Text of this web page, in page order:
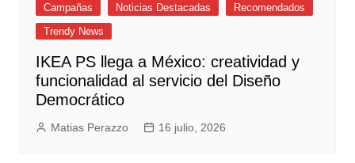
Campañas Noticias Destacadas
Recomendados
Trendy News
IKEA PS llega a México: creatividad y
funcionalidad al servicio del Diseño
Democrático
Matias Perazzo 16 julio, 2026